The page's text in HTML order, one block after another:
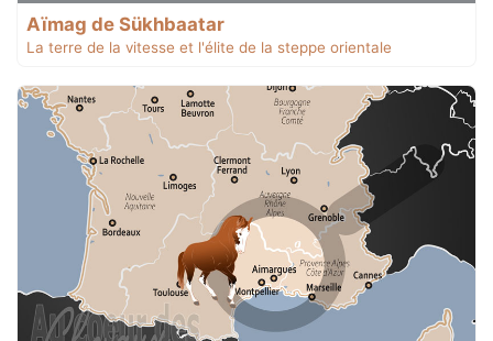
Aïmag de Sükhbaatar
La terre de la vitesse et l'élite de la steppe orientale